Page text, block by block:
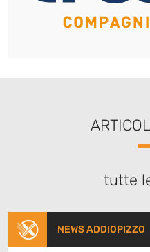
tutte
NEWS ADDIOPIZZO